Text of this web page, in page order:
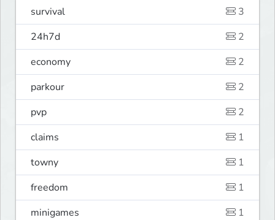
survival
3
24h7d
2
economy
2
parkour
2
pvp
2
claims
1
towny
1
freedom
1
minigames
1